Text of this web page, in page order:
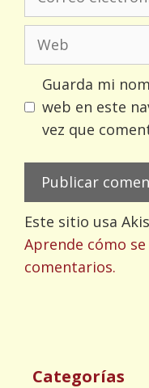
Web
Guarda mi
web en este
vez que
Este sitio usa
Aprende cómo
comentarios.
Categorías